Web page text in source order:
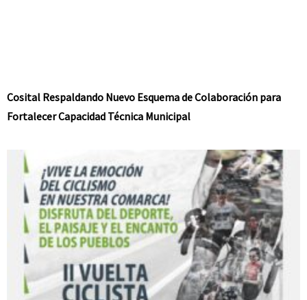
Cosital Respaldando Nuevo Esquema de Colaboración para
Fortalecer Capacidad Técnica Municipal